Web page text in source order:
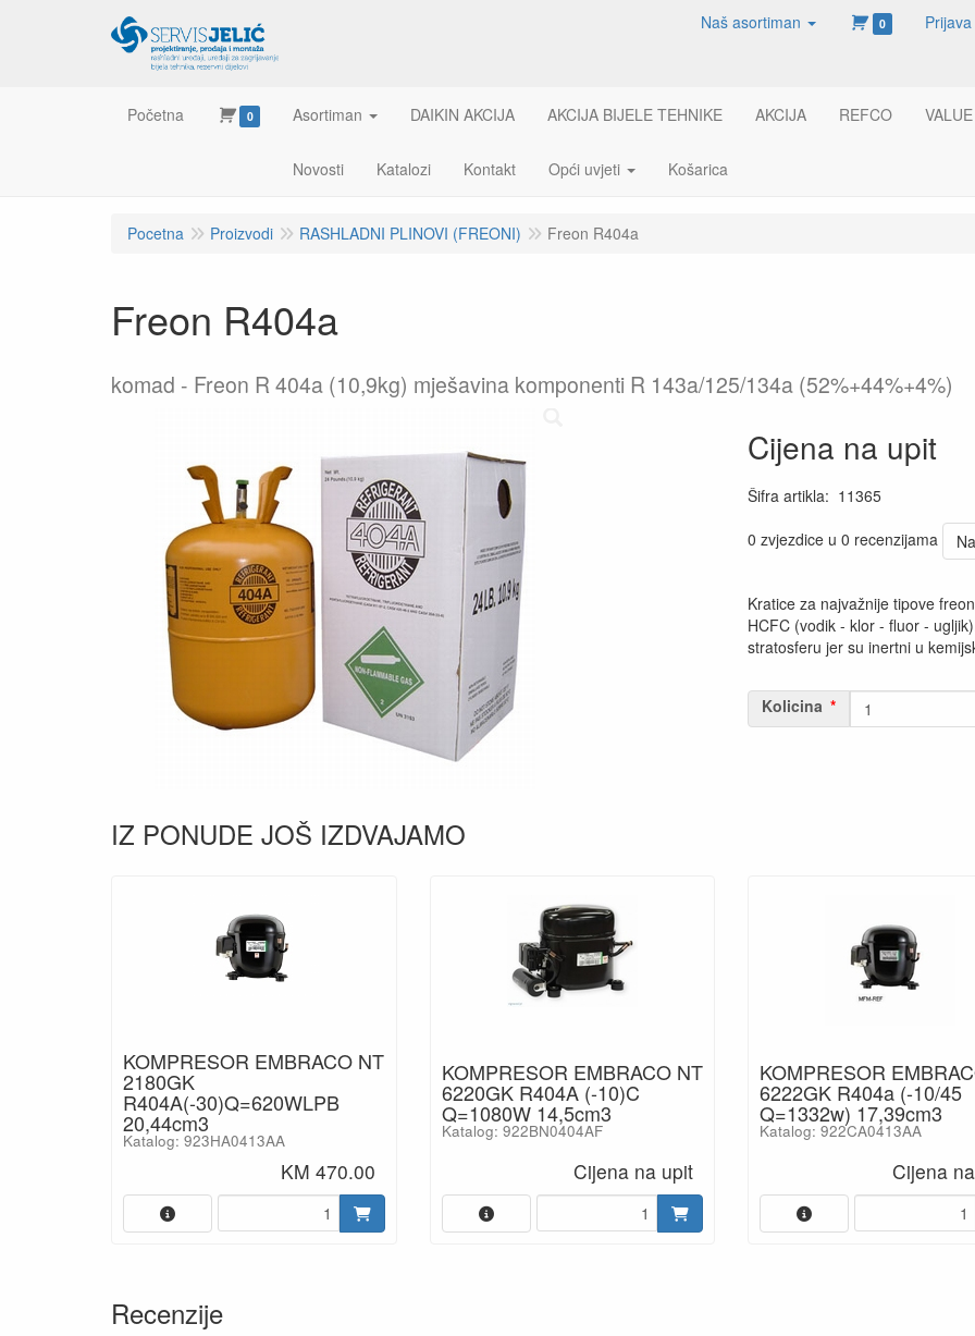
Naš asortiman 0 Prijava
Početna 0 Asortiman DAIKIN AKCIJA AKCIJA BIJELE TEHNIKE AKCIJA REFCO VALUE
Novosti Katalozi Kontakt Opći uvjeti Košarica
Pocetna Proizvodi RASHLADNI PLINOVI (FREONI) Freon R404a
Freon R404a
komad Freon R 404a (10,9kg) mješavina komponenti R 143a/125/134a (52%+44%+4%)
Cijena na upit
Šifra artikla: 11365
0 zvjezdice u 0 recenzijama
Kratice za najvažnije tipove
HCFC (vodik - klor - fluor -
stratosferu jer su inertni u
Kolicina
IZ PONUDE JOŠ IZDVAJAMO
KOMPRESOR EMBRACO NT
2180GK
R404A(-30)Q=620WLPB
20,44cm3
Katalog: 923HA0413AA
KM 470.00
KOMPRESOR EMBRACO NT
6220GK R404A (-10)C
Q=1080W 14,5cm3
Katalog: 922BN0404AF
Cijena na upit
KOMPRESOR
6222GK R404a (-10/45
Q=1332w) 17,39cm3
Katalog: 922CA0413AA
Cijena
Recenzije